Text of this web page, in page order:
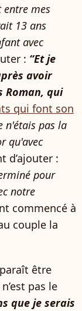
entre mes
13 ans
avec
: “Et je
avoir
Roman, qui
qui font son
n'étais pas la
qu'avec
d’ajouter :
pour
notre
commencé à
couple la
être
pas le
que je serais